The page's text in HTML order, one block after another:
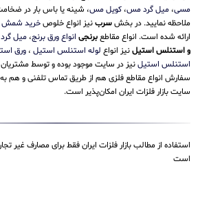
می توانید قیمت مس ، قیمت انواعلوله مسی قیمت کاتد
مسی،میل گرد مس،کویل مس، شینه یا باس بار در
ملاحظه نمایید. در بخشسربنیز انواع خلوصخرید
ارائه شده است. انواع مقاطعبرنجیانواع ورق برنج ، میل گرد
و استنلس استیلنیز انواعلوله استنلس استیل،ورق
استنلس استیلنیز در سایت موجود بوده و توسط مشتریان
سفارش انواع مقاطع فلزی هم از طریق تماس تلفنی و هم به
استفاده از مطالب بازار فلزات ایران فقط برای مصارف غیر